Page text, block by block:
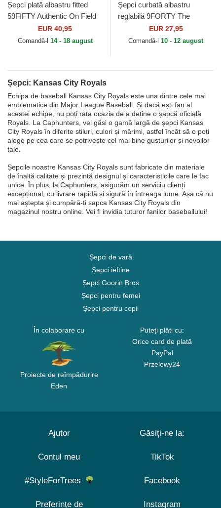
Șepci plată albastru fitted
59FIFTY Authentic On Field
de Kansas City Royals MLB
de New Era
EUR 40,95
Comandă-l 14 - 18 august
Șepci curbată albastru
reglabilă 9FORTY The
League de Kansas City
Royals MLB de New Era
EUR 27,95
Comandă-l 10 - 12 august
Șepci: Kansas City Royals
Echipa de baseball Kansas City Royals este una dintre cele mai
emblematice din Major League Baseball. Și dacă ești fan al
acestei echipe, nu poți rata ocazia de a deține o șapcă oficială
Royals. La Caphunters, vei găsi o gamă largă de șepci Kansas
City Royals în diferite stiluri, culori și mărimi, astfel încât să o poți
alege pe cea care se potrivește cel mai bine gusturilor și nevoilor
tale.
Șepcile noastre Kansas City Royals sunt fabricate din materiale
de înaltă calitate și prezintă designul și caracteristicile care le fac
unice. În plus, la Caphunters, asigurăm un serviciu clienți
excepțional, cu livrare rapidă și sigură în întreaga lume. Așa că nu
mai aștepta și cumpără-ți șapca Kansas City Royals din
magazinul nostru online. Vei fi invidia tuturor fanilor baseballului!
Șepci de vară
Șepci ieftine
Șepci Goorin Bros
Șepci pentru femei
Șepci pentru copii
În colaborare cu
Proiecte de reîmpădurire
Eden
Puteți plăti cu:
Orice card de plată
PayPal
Przelewy24
Ajutor
Contul meu
#StyleForTrees
Preferințe de
Găsiți-ne la:
TikTok
Facebook
Instagram